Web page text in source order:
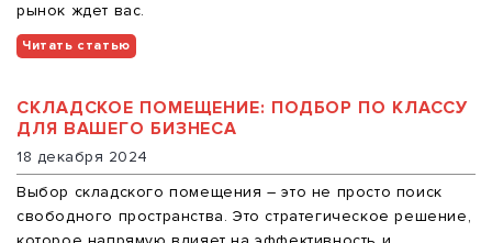
рынок ждет вас.
Читать статью
СКЛАДСКОЕ ПОМЕЩЕНИЕ: ПОДБОР ПО КЛАССУ
ДЛЯ ВАШЕГО БИЗНЕСА
18 декабря 2024
Выбор складского помещения – это не просто поиск
свободного пространства. Это стратегическое решение,